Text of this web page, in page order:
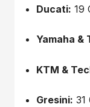
Ducati: 19
Yamaha &
KTM &
Gresini: 31